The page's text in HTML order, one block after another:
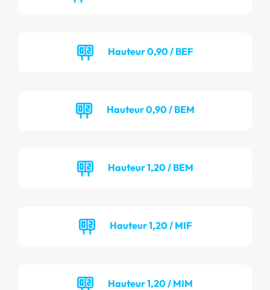
Hauteur 0,90 / BEF
Hauteur 0,90 / BEM
Hauteur 1,20 / BEM
Hauteur 1,20 / MIF
Hauteur 1,20 / MIM